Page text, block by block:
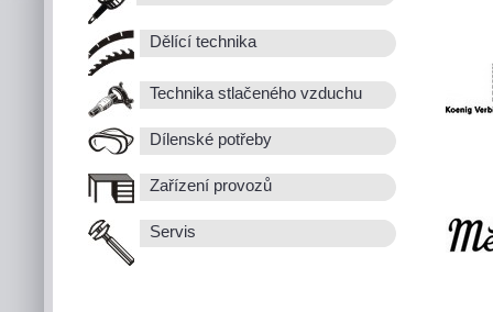
Dělící technika
Technika stlačeného vzduchu
Dílenské potřeby
Zařízení provozů
Servis